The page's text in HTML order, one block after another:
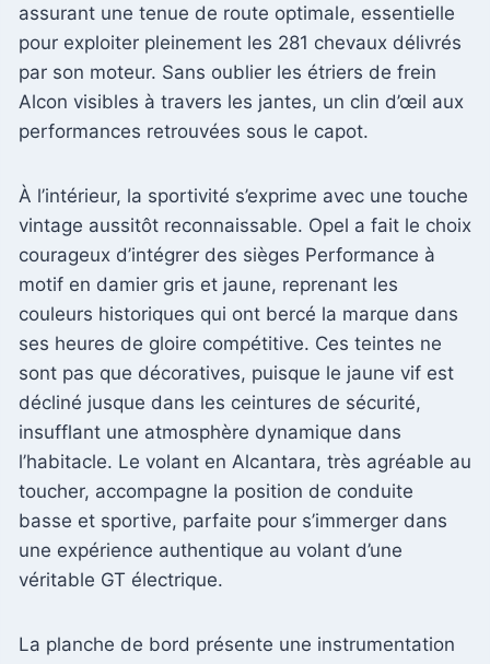
assurant une tenue de route optimale, essentielle
pour exploiter pleinement les 281 chevaux délivrés
par son moteur. Sans oublier les étriers de frein
Alcon visibles à travers les jantes, un clin d’œil aux
performances retrouvées sous le capot.
À l’intérieur, la sportivité s’exprime avec une touche
vintage aussitôt reconnaissable. Opel a fait le choix
courageux d’intégrer des sièges Performance à
motif en damier gris et jaune, reprenant les
couleurs historiques qui ont bercé la marque dans
ses heures de gloire compétitive. Ces teintes ne
sont pas que décoratives, puisque le jaune vif est
décliné jusque dans les ceintures de sécurité,
insufflant une atmosphère dynamique dans
l’habitacle. Le volant en Alcantara, très agréable au
toucher, accompagne la position de conduite
basse et sportive, parfaite pour s’immerger dans
une expérience authentique au volant d’une
véritable GT électrique.
La planche de bord présente une instrumentation